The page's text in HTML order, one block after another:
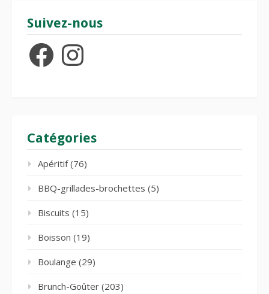
Suivez-nous
FacebookInstagram
Catégories
Apéritif(76)
BBQ-grillades-brochettes (5)
Biscuits (15)
Boisson (19)
Boulange (29)
Brunch-Goûter (203)